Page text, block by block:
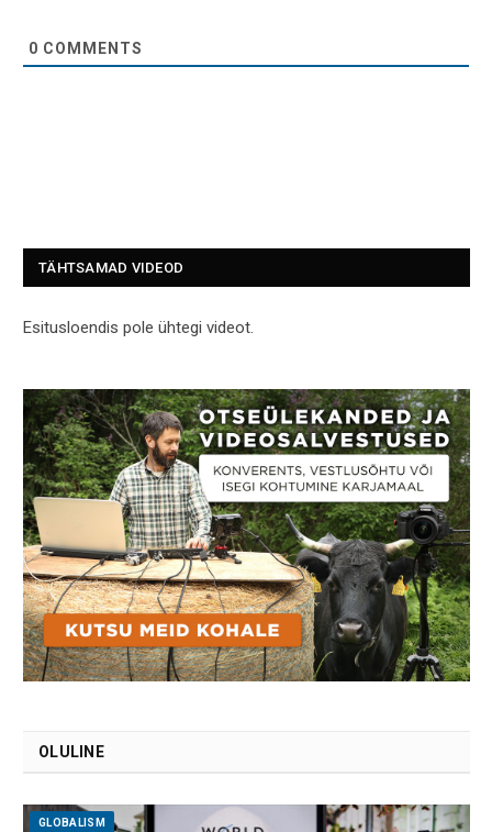
0 COMMENTS
TÄHTSAMAD VIDEOD
Esitusloendis pole ühtegi videot.
OLULINE
GLOBALISM